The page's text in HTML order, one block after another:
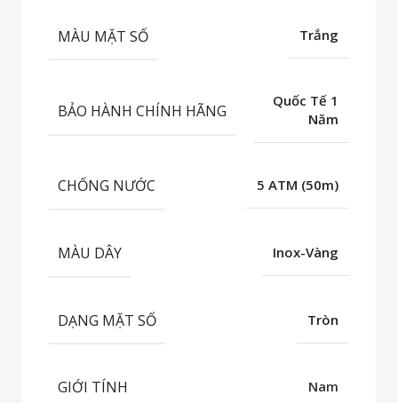
MÀU MẶT SỐ Trắng
BẢO HÀNH CHÍNH HÃNG
Quốc Tế 1
Năm
CHỐNG NƯỚC 5 ATM (50m)
MÀU DÂY Inox-Vàng
DẠNG MẶT SỐ Tròn
GIỚI TÍNH Nam